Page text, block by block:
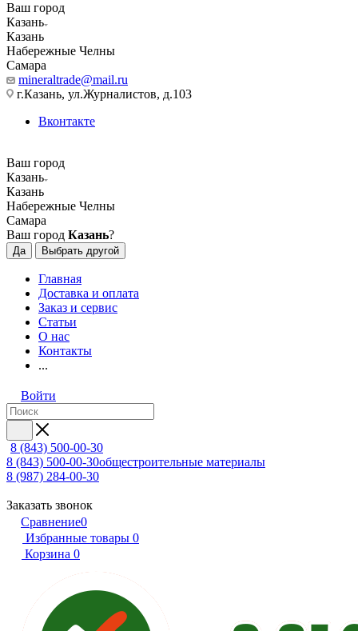
Ваш город
Казань
Казань
Набережные Челны
Самара
mineraltrade@mail.ru
г.Казань, ул.Журналистов, д.103
Вконтакте
Ваш город
Казань
Казань
Набережные Челны
Самара
Ваш город Казань?
Да Выбрать другой
Главная
Доставка и оплата
Заказ и сервис
Статьи
О нас
Контакты
...
Войти
8 (843) 500-00-30
8 (843) 500-00-30общестроительные материалы
8 (987) 284-00-30
Заказать звонок
Сравнение0
Избранные товары 0
Корзина 0